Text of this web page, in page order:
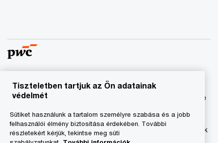
© 2023 - 2026 PwC. Minden jog fenntartva. A „PwC”
kifejezés a PricewaterhouseCoopers Könyvvizsgáló Kft.-re
amelyek az önálló és független jogi személyekből álló
PricewaterhouseCoopers International Limited hálózatának
tagja.
Tiszteletben tartjuk az Ön adatainak
védelmét
Sütiket használunk a tartalom személyre szabása és a jobb
felhasználói élmény biztosítása érdekében. További
részletekért kérjük, tekintse meg süti